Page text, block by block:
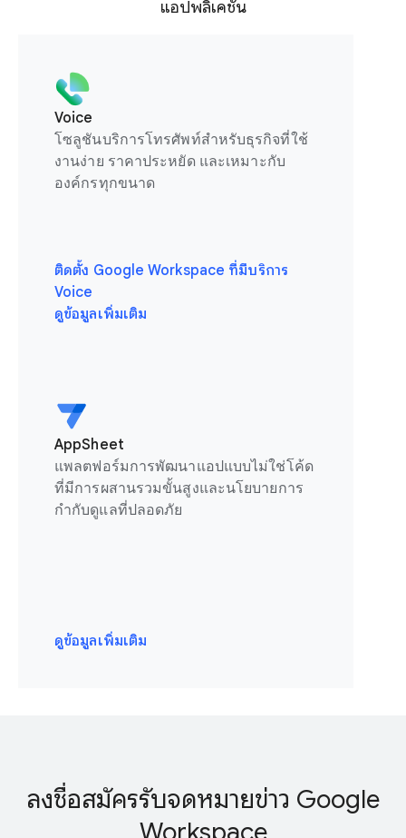
แอปพลิเคชัน
Voice
โซลูชันบริการโทรศัพท์สำหรับธุรกิจที่ใช้
งานง่าย ราคาประหยัด และเหมาะกับ
องค์กรทุกขนาด
ติดตั้ง Google Workspace ที่มีบริการ
Voice
ดูข้อมูลเพิ่มเติม
AppSheet
แพลตฟอร์มการพัฒนาแอปแบบไม่ใช่โค้ด
ที่มีการผสานรวมขั้นสูงและนโยบายการ
กำกับดูแลที่ปลอดภัย
ดูข้อมูลเพิ่มเติม
ลงชื่อสมัครรับจดหมายข่าว Google